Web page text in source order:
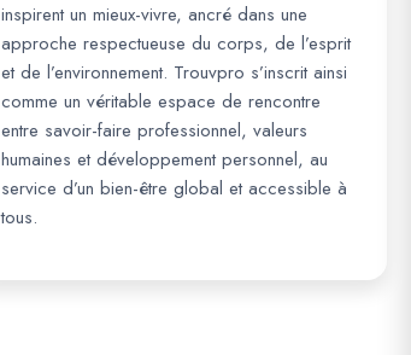
inspirent un mieux-vivre, ancré dans une
approche respectueuse du corps, de l’esprit
et de l’environnement. Trouvpro s’inscrit ainsi
comme un véritable espace de rencontre
entre savoir-faire professionnel, valeurs
humaines et développement personnel, au
service d’un bien-être global et accessible à
tous.